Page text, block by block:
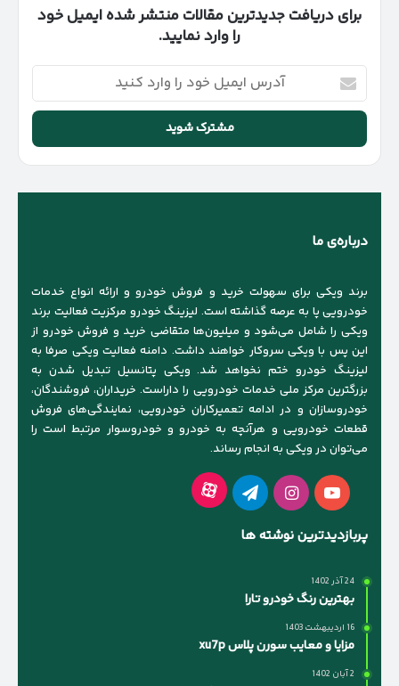
برای دریافت جدیدترین مقالات منتشر شده ایمیل خود
را وارد نمایید.
آدرس
ایمیل
خود
وارد
کنید
درباره‌ی ما
برند ویکی برای سهولت خرید و فروش خودرو و ارائه انواع خدمات
خودرویی پا به عرصه گذاشته است. لیزینگ خودرو مرکزیت فعالیت برند
ویکی را شامل می‌شود و میلیون‌ها متقاضی خرید و فروش خودرو از
این پس با ویکی سروکار خواهند داشت. دامنه فعالیت ویکی صرفا به
لیزینگ خودرو ختم نخواهد شد. ویکی پتانسیل تبدیل شدن به
بزرگترین مرکز ملی خدمات خودرویی را داراست. خریداران، فروشندگان،
خودروسازان و در ادامه تعمیرکاران خودرویی، نمایندگی‌های فروش
قطعات خودرویی و هرآنچه به خودرو و خودروسوار مرتبط است را
می‌توان در ویکی به انجام رساند.
یوتیوباینستاگرام
تلگرام آپارات
پربازدیدترین نوشته ها
24 آذر 1402
بهترین رنگ خودرو تارا
16 اردیبهشت 1403
مزایا و معایب سورن پلاس xu7p
2 آبان 1402